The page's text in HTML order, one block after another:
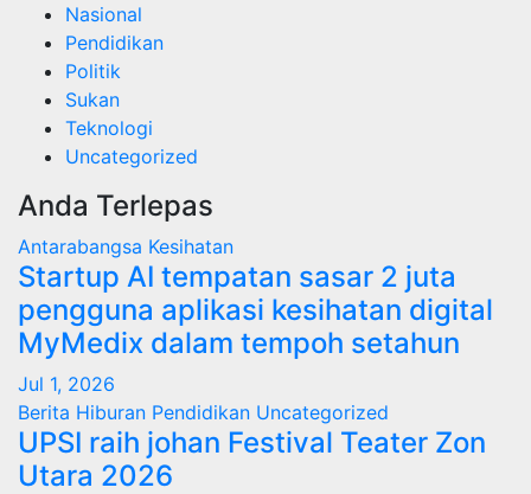
Nasional
Pendidikan
Politik
Sukan
Teknologi
Uncategorized
Anda Terlepas
Antarabangsa Kesihatan
Startup AI tempatan sasar 2 juta
pengguna aplikasi kesihatan digital
MyMedix dalam tempoh setahun
Jul 1, 2026
Berita Hiburan Pendidikan Uncategorized
UPSI raih johan Festival Teater Zon
Utara 2026